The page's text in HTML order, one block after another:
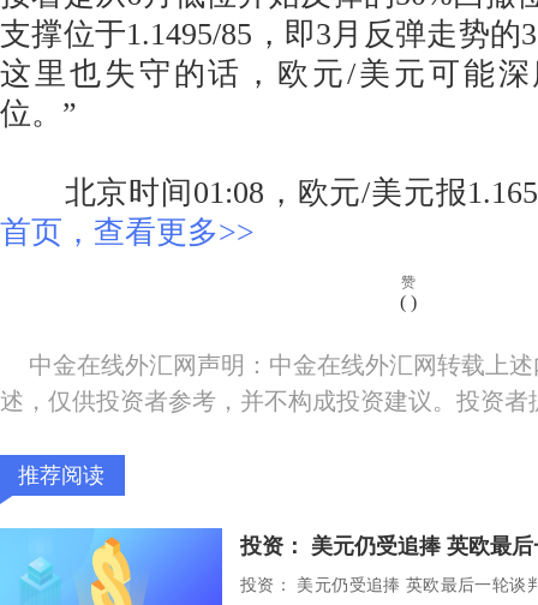
支撑位于1.1495/85，即3月反弹走势的
这里也失守的话，欧元/美元可能深
位。”
北京时间01:08，欧元/美元报
首页，查看更多>>
赞
( )
中金在线外汇网声明：中金在线外汇网转载上
述，仅供投资者参考，并不构成投资建议。投资
推荐阅读
投资： 美元仍受追捧 英欧最
投资： 美元仍受追捧 英欧最后一轮谈